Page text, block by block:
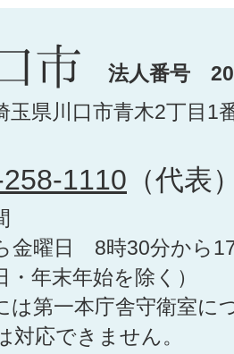
法人番号
県川口市青木2丁目1
1110 （代表
金曜日 8時30分から
・年末年始を除く）
は第一本庁舎守衛室に
対応できません。